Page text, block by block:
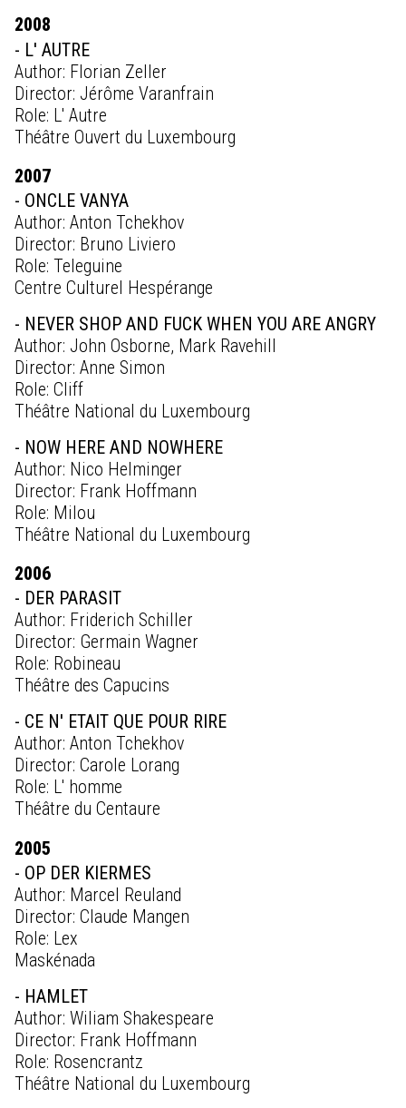
2008
- L' AUTRE
Author: Florian Zeller
Director: Jérôme Varanfrain
Role: L' Autre
Théâtre Ouvert du Luxembourg
2007
- ONCLE VANYA
Author: Anton Tchekhov
Director: Bruno Liviero
Role: Teleguine
Centre Culturel Hespérange
- NEVER SHOP AND FUCK WHEN YOU ARE ANGRY
Author: John Osborne, Mark Ravehill
Director: Anne Simon
Role: Cliff
Théâtre National du Luxembourg
- NOW HERE AND NOWHERE
Author: Nico Helminger
Director: Frank Hoffmann
Role: Milou
Théâtre National du Luxembourg
2006
- DER PARASIT
Author: Friderich Schiller
Director: Germain Wagner
Role: Robineau
Théâtre des Capucins
- CE N' ETAIT QUE POUR RIRE
Author: Anton Tchekhov
Director: Carole Lorang
Role: L' homme
Théâtre du Centaure
2005
- OP DER KIERMES
Author: Marcel Reuland
Director: Claude Mangen
Role: Lex
Maskénada
- HAMLET
Author: Wiliam Shakespeare
Director: Frank Hoffmann
Role: Rosencrantz
Théâtre National du Luxembourg